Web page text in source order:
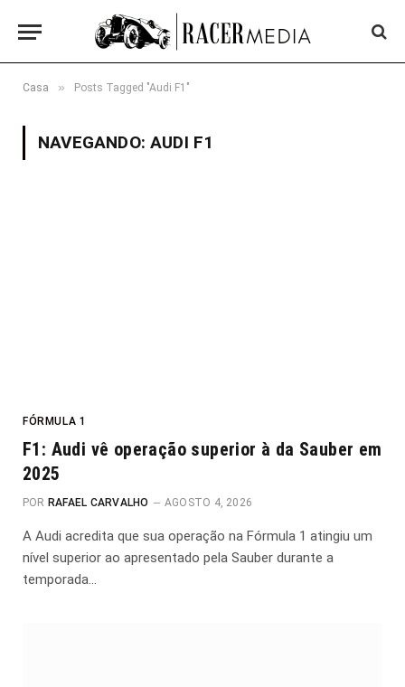
Casa » Posts Tagged "Audi F1"
NAVEGANDO:AUDI F1
FÓRMULA 1
F1: Audi vê operação superior à da Sauber em
2025
POR RAFAEL CARVALHO AGOSTO 4, 2026
A Audi acredita que sua operação na Fórmula 1 atingiu um
nível superior ao apresentado pela Sauber durante a
temporada…